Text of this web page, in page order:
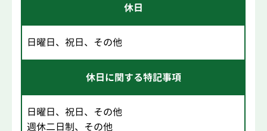
休日
日曜日、祝日、その他
休日に関する特記事項
日曜日、祝日、その他
週休二日制、その他